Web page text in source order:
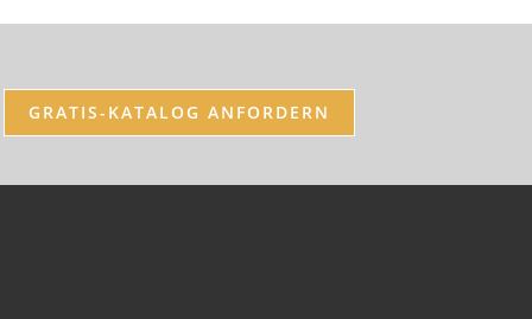
GRATIS-KATALOG ANFORDERN